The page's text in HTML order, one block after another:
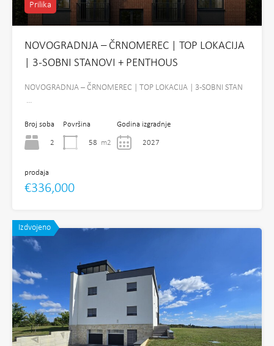
Prilika
NOVOGRADNJA – ČRNOMEREC | TOP LOKACIJA
| 3-SOBNI STANOVI + PENTHOUS
NOVOGRADNJA – ČRNOMEREC | TOP LOKACIJA | 3-SOBNI STAN
…
Broj soba
2
Površina
58 m2
Godina izgradnje
2027
prodaja
€336,000
Izdvojeno